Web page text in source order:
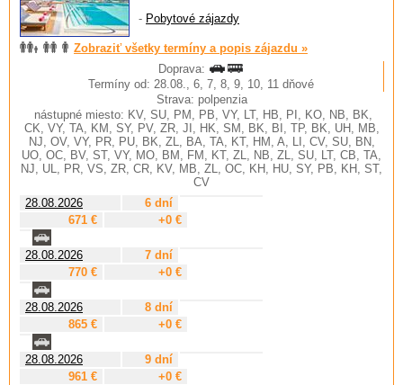
- Pobytové zájazdy
Zobraziť všetky termíny a popis zájazdu »
Doprava:
Termíny od: 28.08., 6, 7, 8, 9, 10, 11 dňové
Strava: polpenzia
nástupné miesto: KV, SU, PM, PB, VY, LT, HB, PI, KO, NB, BK,
CK, VY, TA, KM, SY, PV, ZR, JI, HK, SM, BK, BI, TP, BK, UH, MB,
NJ, OV, VY, PR, PU, BK, ZL, BA, TA, KT, HM, A, LI, CV, SU, BN,
UO, OC, BV, ST, VY, MO, BM, FM, KT, ZL, NB, ZL, SU, LT, CB, TA,
NJ, UL, PR, VS, ZR, CR, KV, MB, ZL, OC, KH, HU, SY, PB, KH, ST,
CV
28.08.2026
6 dní
671 €
+0 €
28.08.2026
7 dní
770 €
+0 €
28.08.2026
8 dní
865 €
+0 €
28.08.2026
9 dní
961 €
+0 €